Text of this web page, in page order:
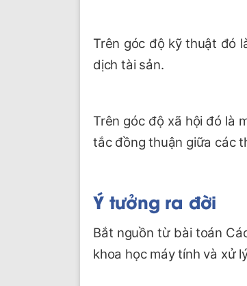
Trên góc độ kỹ thuật đó
dịch tài sản.
Trên góc độ xã hội đó là
tắc đồng thuận giữa các
Ý tưởng ra đời
Bắt nguồn từ bài toán
khoa học máy tính và xử